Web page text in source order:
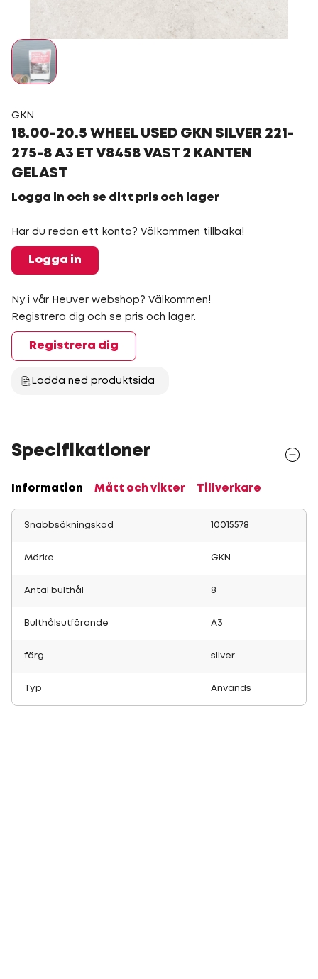
GKN
18.00-20.5 WHEEL USED GKN SILVER 221-
275-8 A3 ET V8458 VAST 2 KANTEN
GELAST
Logga in och se ditt pris och lager
Har du redan ett konto? Välkommen tillbaka!
Logga in
Ny i vår Heuver webshop? Välkommen!
Registrera dig och se pris och lager.
Registrera dig
Ladda ned produktsida
Specifikationer
Information Mått och vikter Tillverkare
Snabbsökningskod 10015578
Märke GKN
Antal bulthål 8
Bulthålsutförande A3
färg silver
Typ Används